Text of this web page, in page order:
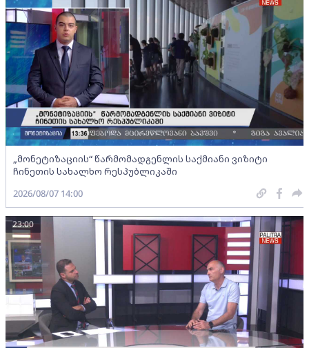
„მონეტიზაციის“ წარმომადგენლის საქმიანი ვიზიტი
ჩინეთის სახალხო რესპუბლიკაში
2026/08/07 14:00
23:00